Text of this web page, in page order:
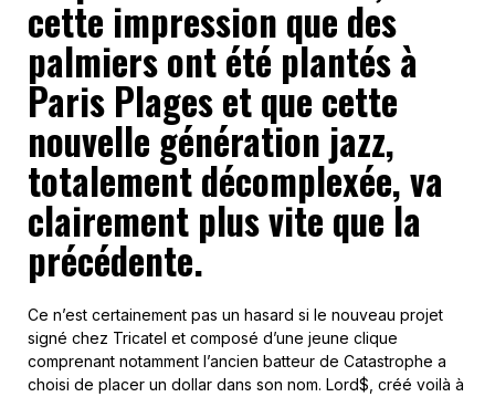
cette impression que des
palmiers ont été plantés à
Paris Plages et que cette
nouvelle génération jazz,
totalement décomplexée, va
clairement plus vite que la
précédente.
Ce n’est certainement pas un hasard si le nouveau projet
signé chez Tricatel et composé d’une jeune clique
comprenant notamment l’ancien batteur de Catastrophe a
choisi de placer un dollar dans son nom. Lord$, créé voilà à